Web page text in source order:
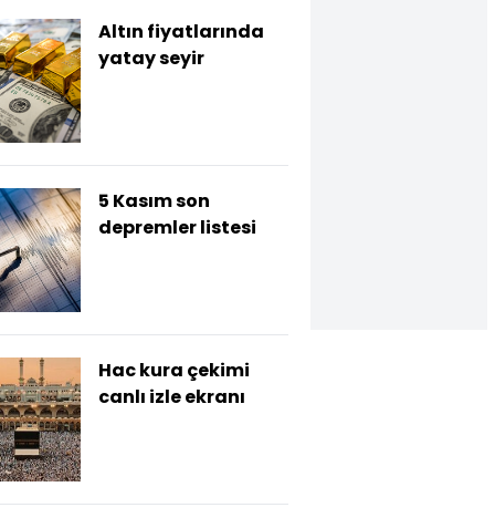
Altın fiyatlarında
yatay seyir
5 Kasım son
depremler listesi
Hac kura çekimi
canlı izle ekranı